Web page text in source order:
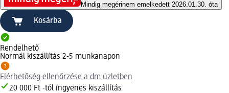
Mindig megérinem emelkedett 2026.01.30. óta
Kosárba
Rendelhető
Normál kiszállítás 2-5 munkanapon
Elérhetőség ellenőrzése a dm üzletben
20 000 Ft -tól ingyenes kiszállítás